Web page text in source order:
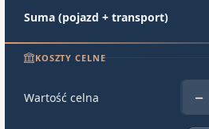
Suma (pojazd + transport)
KOSZTY CELNE
Wartość celna −